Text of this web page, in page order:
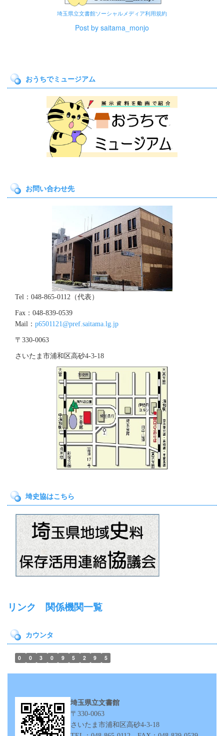
埼玉県立文書館ソーシャルメディア利用規約
Post by saitama_monjo
おうちでミュージアム
お問い合わせ先
Tel：048-865-0112（代表）
Fax：048-839-0539
Mail： p6501121@pref.saitama.lg.jp
〒330-0063
さいたま市浦和区高砂4‐3‐18
埼史協はこちら
リンク 関係機関一覧
カウンタ
0 0 3 0 9 5 2 9 5
埼玉県立文書館
〒330-0063
さいたま市浦和区高砂4‐3‐18